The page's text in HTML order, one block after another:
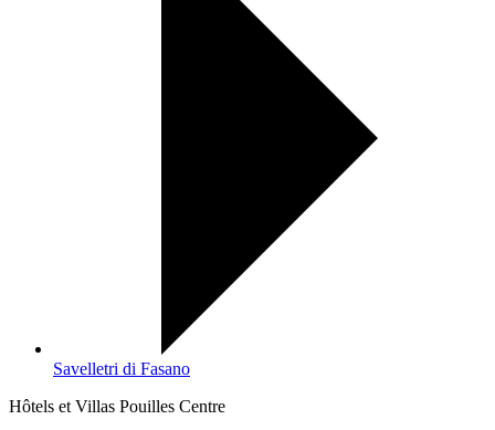
Savelletri di Fasano
Hôtels et Villas Pouilles Centre